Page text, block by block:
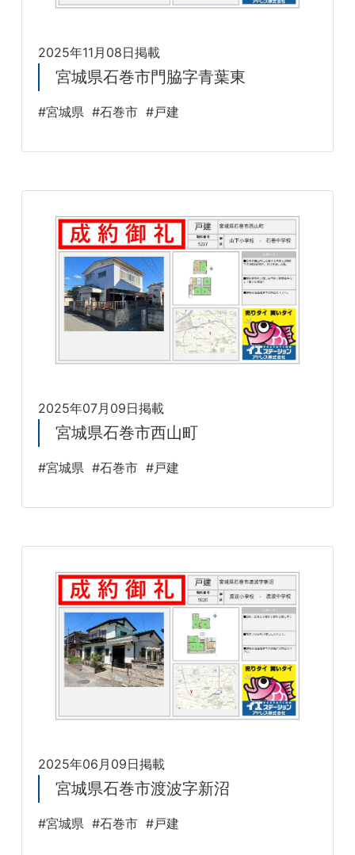
2025年11月08日掲載
宮城県石巻市門脇字青葉東
#宮城県 #石巻市 #戸建
2025年07月09日掲載
宮城県石巻市西山町
#宮城県 #石巻市 #戸建
2025年06月09日掲載
宮城県石巻市渡波字新沼
#宮城県 #石巻市 #戸建